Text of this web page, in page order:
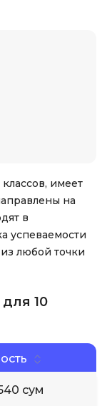
имеет
на
в
успеваемости
любой точки
10
сум